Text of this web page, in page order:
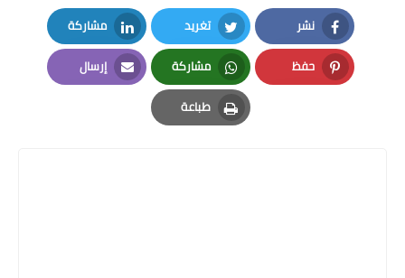
نشر
Facebook
تغريد
Twitter
مشاركة
LinkedIn
حفظ
Pinterest
مشاركة
Whatsapp
إرسال
Email
طباعة
Print